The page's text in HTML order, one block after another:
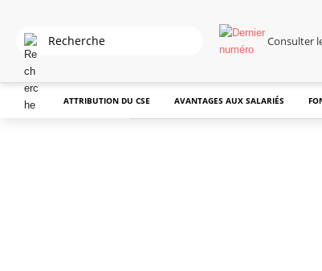
Consulter
ATTRIBUTION DU CSE AVANTAGES AUX SALARIÉS